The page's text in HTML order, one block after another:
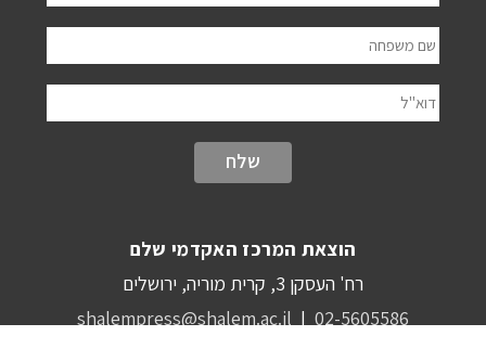
הוצאת המרכז האקדמי שלם
רח' העסקן 3, קרית מוריה, ירושלים
shalempress@shalem.ac.il | 02-5605586
שם משפחה
דוא"ל